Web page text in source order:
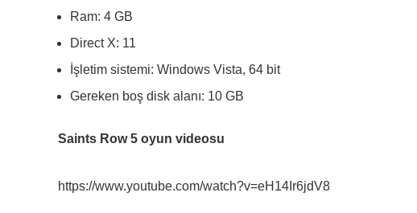
Ram: 4 GB
Direct X: 11
İşletim sistemi: Windows Vista, 64 bit
Gereken boş disk alanı: 10 GB
Saints Row 5 oyun videosu
https://www.youtube.com/watch?v=eH14Ir6jdV8